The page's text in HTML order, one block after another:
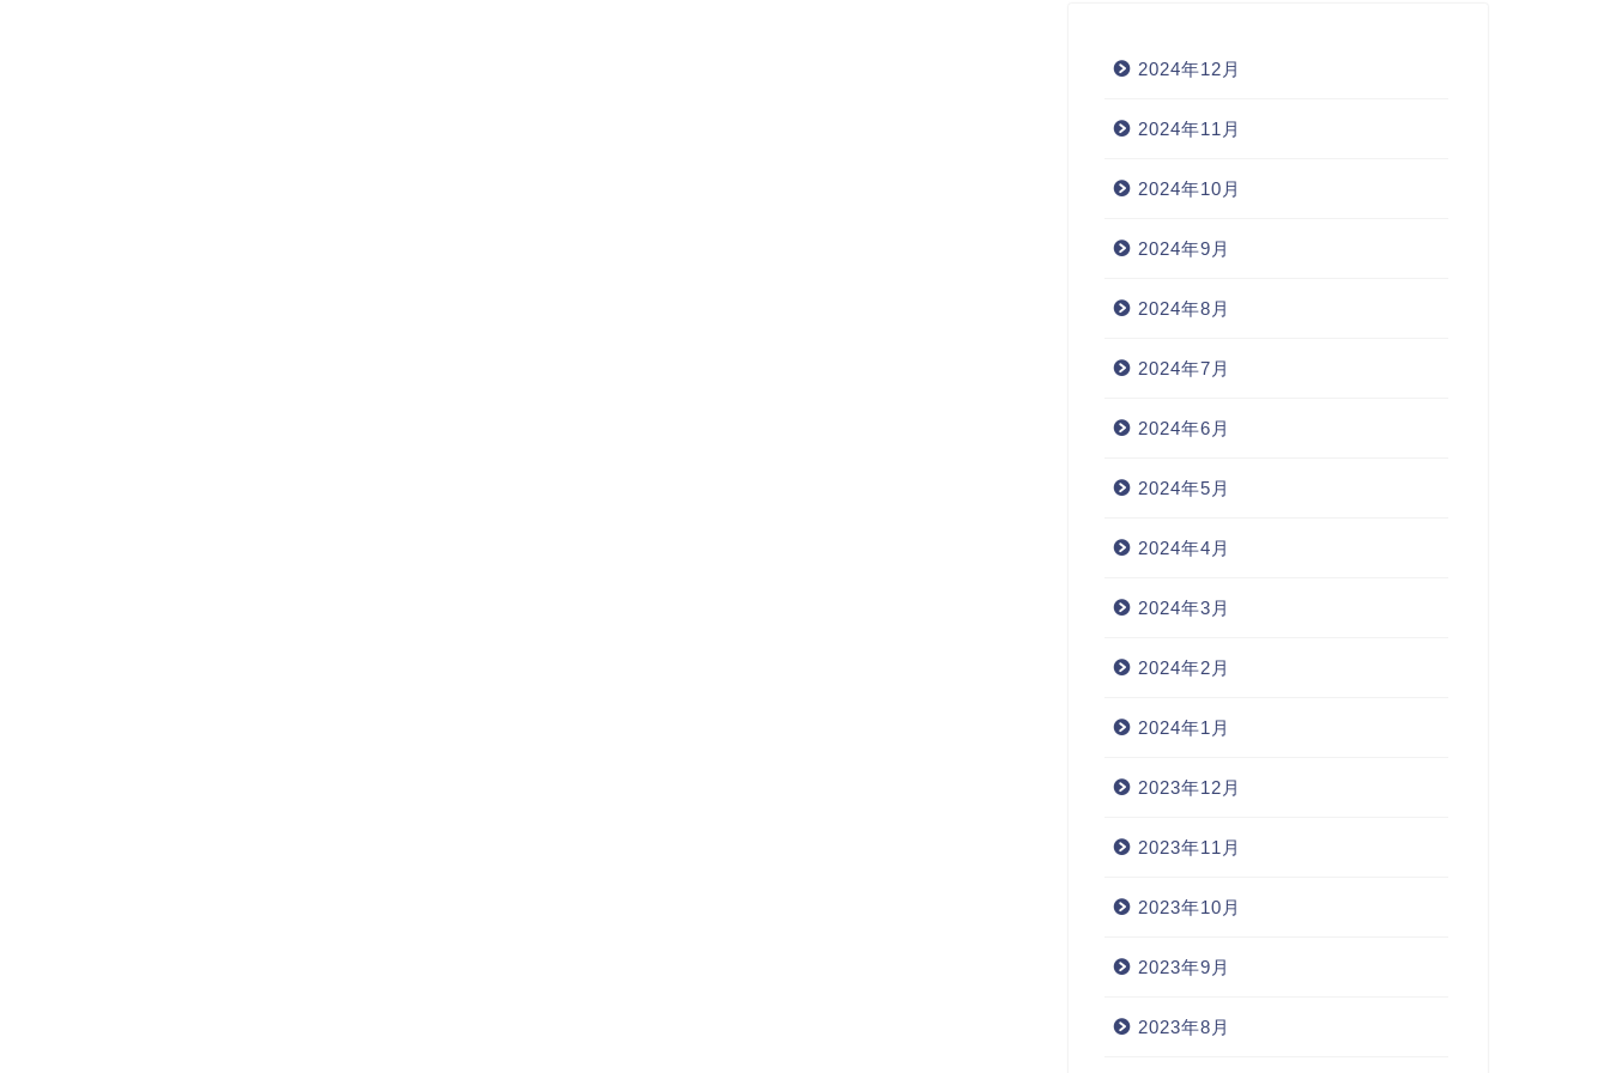
2024年12月
2024年11月
2024年10月
2024年9月
2024年8月
2024年7月
2024年6月
2024年5月
2024年4月
2024年3月
2024年2月
2024年1月
2023年12月
2023年11月
2023年10月
2023年9月
2023年8月